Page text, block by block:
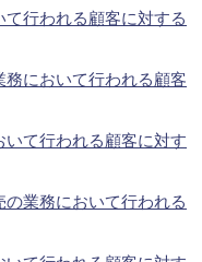
行われる顧客に対する
において行われる顧客
て行われる顧客に対す
業務において行われる